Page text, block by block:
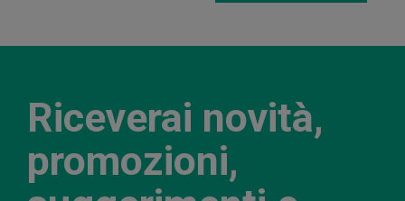
Riceverai novità,
promozioni,